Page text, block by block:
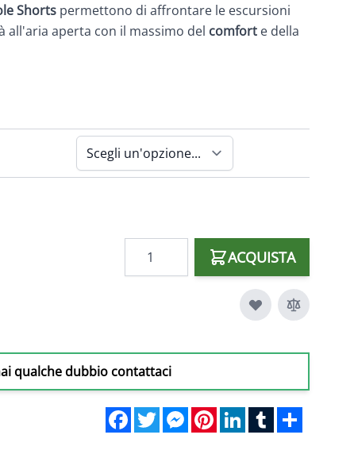
Shorts permettono di affrontare le escursioni
all'aria aperta con il massimo del comfort e della
ACQUISTA
qualche dubbio contattaci
FacebookTwitterMessengerPinterestLinkedInTumblr